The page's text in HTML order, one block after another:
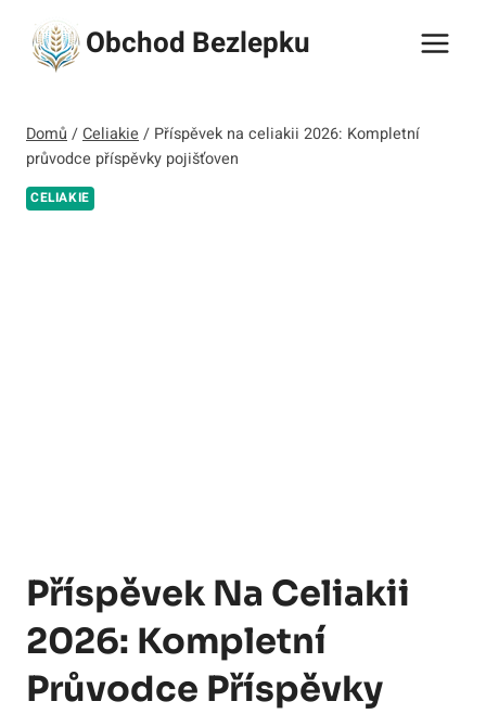
obsah
Obchod Bezlepku
Domů /Celiakie / Příspěvek na celiakii 2026: Kompletní
průvodce příspěvky pojišťoven
CELIAKIE
Příspěvek Na Celiakii
2026: Kompletní
Průvodce Příspěvky